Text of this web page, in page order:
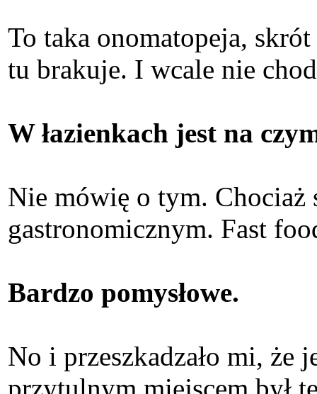
To taka onomatopeja,
tu brakuje. I wcale nie
W łazienkach jest na
Nie mówię o tym. Chociaż
gastronomicznym. Fast
Bardzo pomysłowe.
No i przeszkadzało mi, że
przytulnym miejscem był